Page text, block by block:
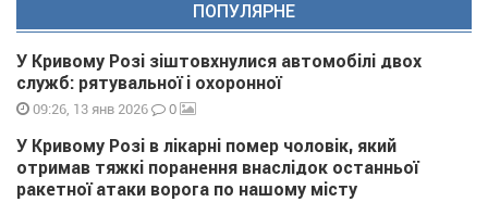
ПОПУЛЯРНЕ
У Кривому Розі зіштовхнулися автомобілі двох
служб: рятувальної і охоронної
09:26, 13 янв 2026 0
У Кривому Розі в лікарні помер чоловік, який
отримав тяжкі поранення внаслідок останньої
ракетної атаки ворога по нашому місту